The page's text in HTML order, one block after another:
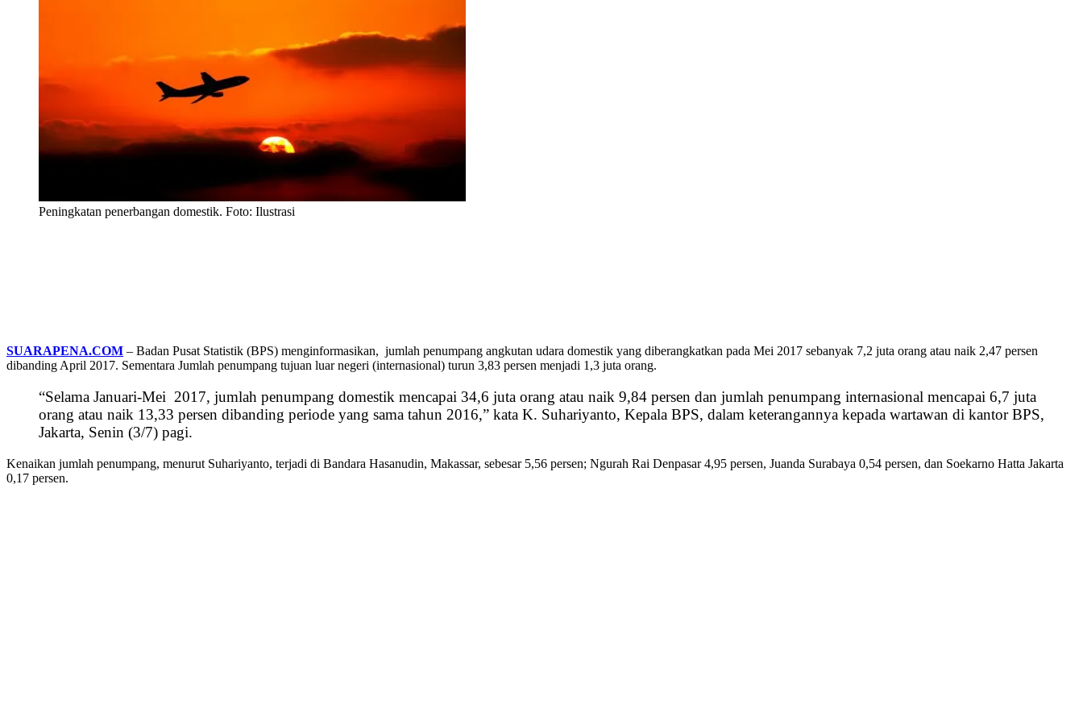
Peningkatan penerbangan domestik. Foto: Ilustrasi
SUARAPENA.COM – Badan Pusat Statistik (BPS) menginformasikan, jumlah penumpang angkutan udara domestik yang diberangkatkan pada Mei 2017 sebanyak 7,2 juta orang atau naik 2,47 persen
dibanding April 2017. Sementara Jumlah penumpang tujuan luar negeri (internasional) turun 3,83 persen menjadi 1,3 juta orang.
“Selama Januari-Mei 2017, jumlah penumpang domestik mencapai 34,6 juta orang atau naik 9,84 persen dan jumlah penumpang internasional mencapai 6,7 juta
orang atau naik 13,33 persen dibanding periode yang sama tahun 2016,” kata K. Suhariyanto, Kepala BPS, dalam keterangannya kepada wartawan di kantor BPS,
Jakarta, Senin (3/7) pagi.
Kenaikan jumlah penumpang, menurut Suhariyanto, terjadi di Bandara Hasanudin, Makassar, sebesar 5,56 persen; Ngurah Rai Denpasar 4,95 persen, Juanda Surabaya 0,54 persen, dan Soekarno Hatta Jakarta
0,17 persen.